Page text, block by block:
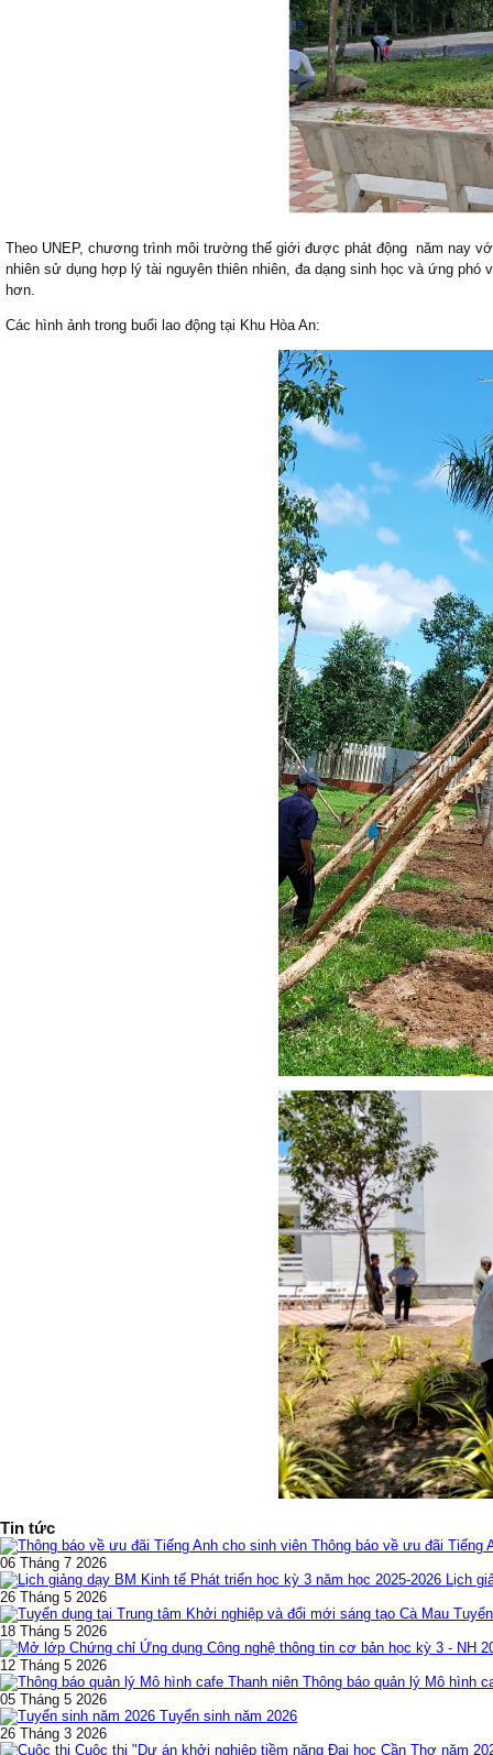
Theo UNEP, chương trình môi trường thế giới được phát động năm nay
nhiên sử dụng hợp lý tài nguyên thiên nhiên, đa dạng sinh học và ứng
hơn.
Các hình ảnh trong buổi lao động tại Khu Hòa An:
Tin tức
Thông báo về ưu đãi Tiếng
06 Tháng 7 2026
Lịch
26 Tháng 5 2026
18 Tháng 5 2026
12 Tháng 5 2026
Thông báo quản lý Mô hình
05 Tháng 5 2026
Tuyển sinh năm 2026
26 Tháng 3 2026
Cuộc thi "Dự án khởi nghiệp tiềm năng Đại học Cần Thơ năm